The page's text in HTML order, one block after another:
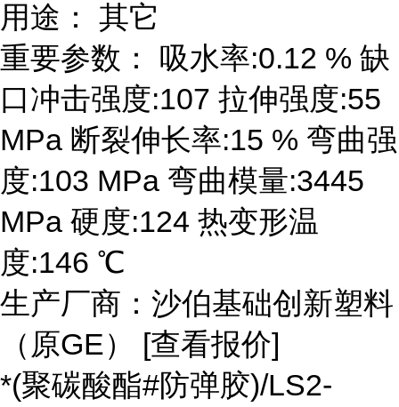
用途： 其它
重要参数： 吸水率:0.12 % 缺
口冲击强度:107 拉伸强度:55
MPa 断裂伸长率:15 % 弯曲强
度:103 MPa 弯曲模量:3445
MPa 硬度:124 热变形温
度:146 ℃
生产厂商：沙伯基础创新塑料
（原GE） [查看报价]
*(聚碳酸酯#防弹胶)/LS2-